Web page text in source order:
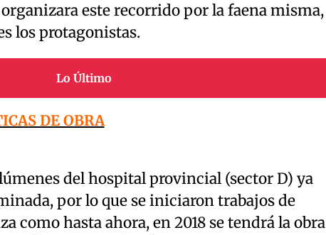
este recorrido por la faena misma,
los protagonistas.
Lo Último
DE OBRA
del hospital provincial (sector D) ya
por lo que se iniciaron trabajos de
como hasta ahora, en 2018 se tendrá la obra